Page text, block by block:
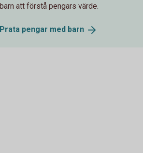
barn att förstå pengars värde.
Prata pengar med barn